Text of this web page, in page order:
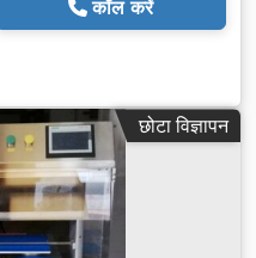
कॉल करें
छोटा विज्ञापन